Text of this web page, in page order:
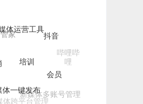
哔哩哔
哩
新媒体多账号管理
体跨平台管理
一键发布